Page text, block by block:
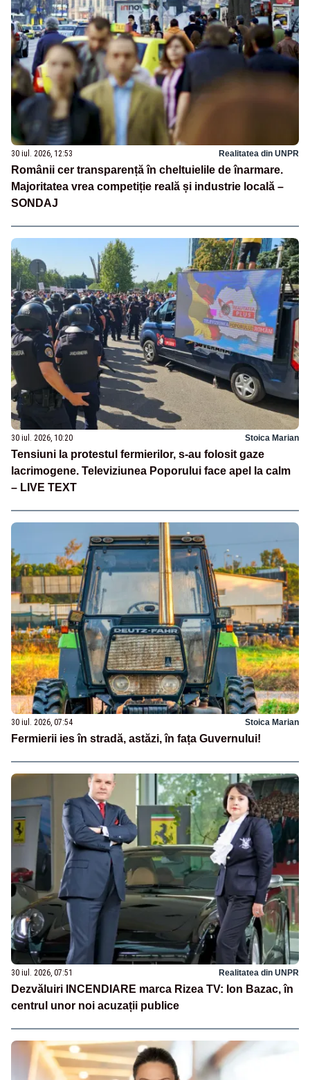
30 iul. 2026, 12:53 Realitatea din UNPR
Românii cer transparență în cheltuielile de înarmare.
Majoritatea vrea competiție reală și industrie locală –
SONDAJ
30 iul. 2026, 10:20 Stoica Marian
Tensiuni la protestul fermierilor, s-au folosit gaze
lacrimogene. Televiziunea Poporului face apel la calm
– LIVE TEXT
30 iul. 2026, 07:54 Stoica Marian
Fermierii ies în stradă, astăzi, în fața Guvernului!
30 iul. 2026, 07:51 Realitatea din UNPR
Dezvăluiri INCENDIARE marca Rizea TV: Ion Bazac, în
centrul unor noi acuzații publice